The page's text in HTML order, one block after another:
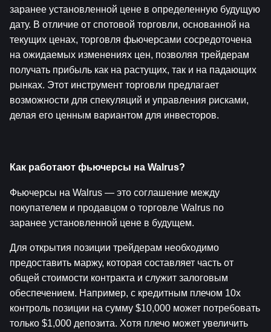
заранее установленной цене в определенную будущую
дату. В отличие от спотовой торговли, основанной на
текущих ценах, торговля фьючерсами сосредоточена
на ожидаемых изменениях цен, позволяя трейдерам
получать прибыль как на растущих, так и на падающих
рынках. Этот инструмент торговли предлагает
возможности для спекуляций и управления рисками,
делая его ценным вариантом для инвесторов.
Как работают фьючерсы на Walrus?
Фьючерсы на Walrus — это соглашение между
покупателем и продавцом о торговле Walrus по
заранее установленной цене в будущем.
Для открытия позиции трейдерам необходимо
предоставить маржу, которая составляет часть от
общей стоимости контракта и служит залоговым
обеспечением. Например, с кредитным плечом 10x
контроль позиции на сумму $10,000 может потребовать
только $1,000 депозита. Хотя плечо может увеличить